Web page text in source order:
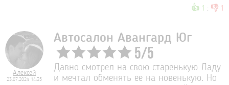
👍 1 : 👎 1
Алексей
23.07.2024 14:35
Автосалон Авангард Юг
5/5
Давно смотрел на свою старенькую Ладу
и мечтал обменять ее на новенькую. Но